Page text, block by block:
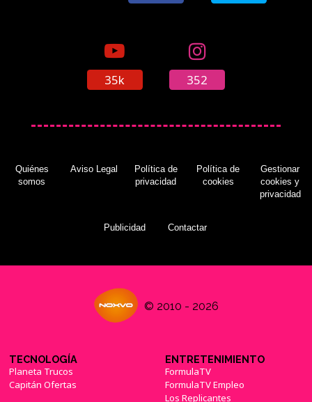
35k 352
Quiénes
somos
Aviso Legal
Política de
privacidad
Política de
cookies
Gestionar
cookies y
privacidad
Publicidad Contactar
© 2010 - 2026
TECNOLOGÍA
Planeta Trucos
Capitán Ofertas
ENTRETENIMIENTO
FormulaTV
FormulaTV Empleo
Los Replicantes